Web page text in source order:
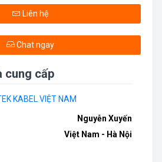
Liên hệ
Chat ngay
cung cấp
KABEL VIỆT NAM
Nguyễn Xuyến
Việt Nam - Hà Nội